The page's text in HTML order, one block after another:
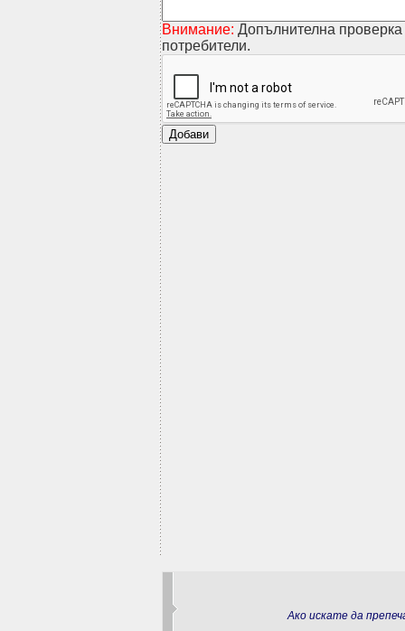
Внимание: Допълнителна
потребители.
Ако искате да